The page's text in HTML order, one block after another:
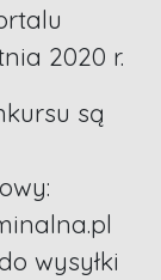
2020 r.
są
wysyłki